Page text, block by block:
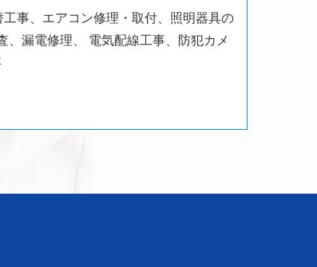
事、エアコン修理・取付、照明器具の
漏電修理、 電気配線工事、防犯カメ